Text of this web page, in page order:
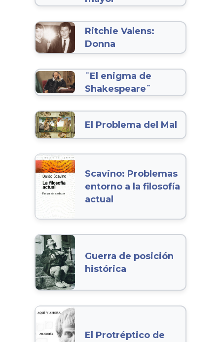
Ritchie Valens:
Donna
¨El enigma de
Shakespeare¨
El Problema del Mal
Scavino: Problemas
entorno a la filosofía
actual
Guerra de posición
histórica
El Protréptico de